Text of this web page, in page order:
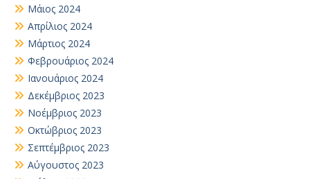
Μάιος 2024
Απρίλιος 2024
Μάρτιος 2024
Φεβρουάριος 2024
Ιανουάριος 2024
Δεκέμβριος 2023
Νοέμβριος 2023
Οκτώβριος 2023
Σεπτέμβριος 2023
Αύγουστος 2023